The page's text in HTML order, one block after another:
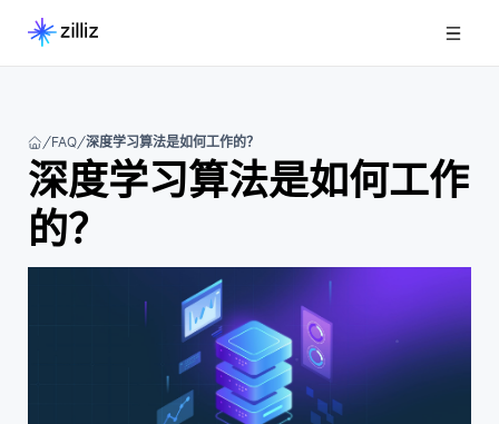
FAQ 深度学习算法是如何工作的？
深度学习算法是如何工作
的？